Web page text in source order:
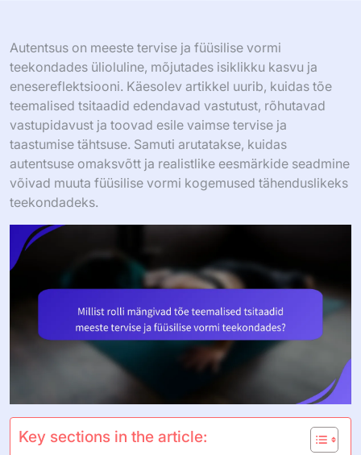
Autentsus on meeste tervise ja füüsilise vormi
teekondades ülioluline, mõjutades isiklikku kasvu ja
enesereflektsiooni. Käesolev artikkel uurib, kuidas tõe
teemalised tsitaadid edendavad vastutust, rõhutavad
vastupidavust ja toovad esile vaimse tervise ja
taastumise tähtsuse. Samuti arutatakse, kuidas
autentsuse omaksvõtt ja realistlike eesmärkide seadmine
võivad muuta füüsilise vormi kogemused tähenduslikeks
teekondadeks.
Key sections in the article: